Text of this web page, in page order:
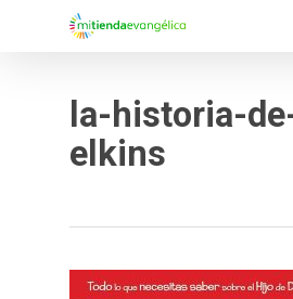
la-historia-
elkins